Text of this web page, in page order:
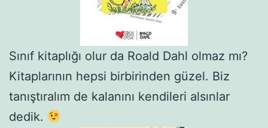
Sınıf kitaplığı olur da Roald Dahl olmaz mı?
Kitaplarının hepsi birbirinden güzel. Biz
tanıştıralım de kalanını kendileri alsınlar
dedik.